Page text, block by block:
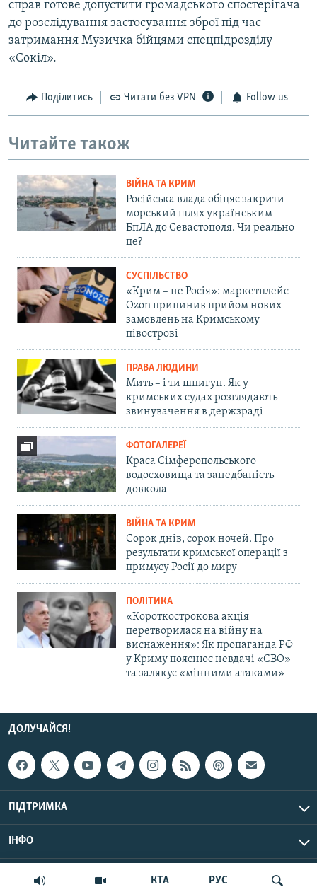
КТА РУС
справ готове допустити громадського спостерігача
до розслідування застосування зброї під час
затримання Музичка бійцями спецпідрозділу
«Сокіл».
Поділитись Читати без VPN Follow us
Читайте також
ВІЙНА ТА КРИМ
Російська влада обіцяє закрити
морський шлях українським
БпЛА до Севастополя. Чи реально
це?
СУСПІЛЬСТВО
«Крим – не Росія»: маркетплейс
Ozon припинив прийом нових
замовлень на Кримському
півострові
ПРАВА ЛЮДИНИ
Мить – і ти шпигун. Як у
кримських судах розглядають
звинувачення в держзраді
ФОТОГАЛЕРЕЇ
Краса Сімферопольського
водосховища та занедбаність
довкола
ВІЙНА ТА КРИМ
Сорок днів, сорок ночей. Про
результати кримської операції з
примусу Росії до миру
ПОЛІТИКА
«Короткострокова акція
перетворилася на війну на
виснаження»: Як пропаганда РФ
у Криму пояснює невдачі «СВО»
та залякує «мінними атаками»
ДОЛУЧАЙСЯ!
ПІДТРИМКА
ІНФО
© Крим.Реалії, 2026 | Усі права застережено.